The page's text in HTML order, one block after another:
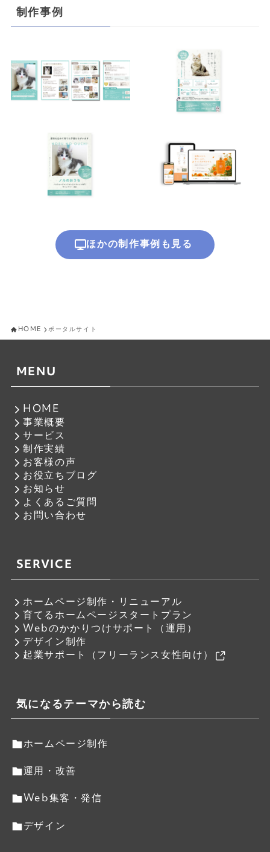
制作事例
ほかの制作事例も見る
HOME ポータルサイト
MENU
HOME
事業概要
サービス
制作実績
お客様の声
お役立ちブログ
お知らせ
よくあるご質問
お問い合わせ
SERVICE
ホームページ制作・リニューアル
育てるホームページスタートプラン
Webのかかりつけサポート（運用）
デザイン制作
起業サポート（フリーランス女性向け）
気になるテーマから読む
ホームページ制作
運用・改善
Web集客・発信
デザイン